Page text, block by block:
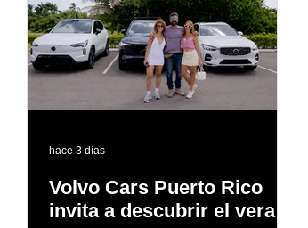
Volvo Cars Puerto Rico
invita a descubrir el verano
hace 3 días